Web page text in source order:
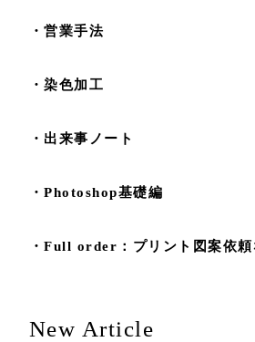
・営業手法
・染色加工
・出来事ノート
・Photoshop基礎編
・Full order：プリント図案依
New Article